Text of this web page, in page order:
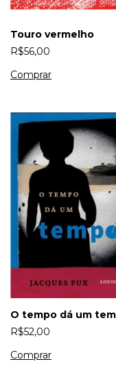
Touro vermelho
R$56,00
O tempo dá um
R$52,00